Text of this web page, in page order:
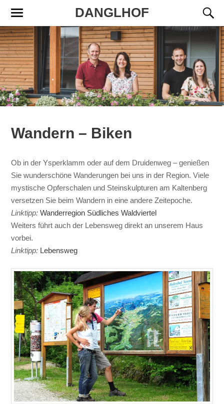
DANGLHOF
Mobil-
Menü
umschalten
Wandern – Biken
Ob in der Ysperklamm oder auf dem Druidenweg – genießen
Sie wunderschöne Wanderungen bei uns in der Region. Viele
mystische Opferschalen und Steinskulpturen am Kaltenberg
versetzen Sie beim Wandern in eine andere Zeitepoche.
Linktipp: Wanderregion Südliches Waldviertel
Weiters führt auch der Lebensweg direkt an unserem Haus
vorbei.
Linktipp: Lebensweg